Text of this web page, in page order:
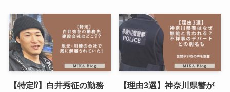
【特定⁉︎】白井秀征の勤務
【理由3選】神奈川県警が